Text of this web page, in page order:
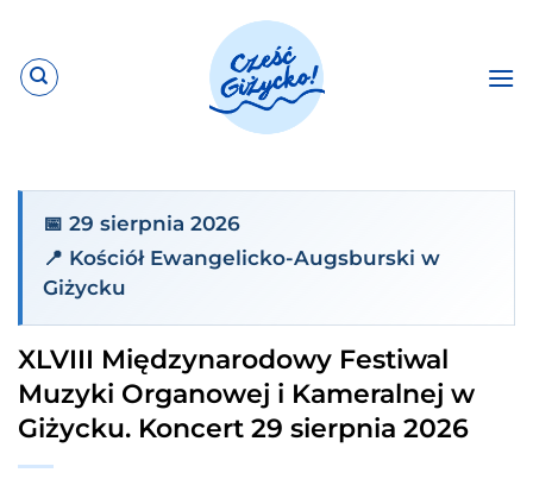
zawartości
📅 29 sierpnia 2026
📍 Kościół Ewangelicko-Augsburski w
Giżycku
XLVIII Międzynarodowy Festiwal
Muzyki Organowej i Kameralnej w
Giżycku. Koncert 29 sierpnia 2026